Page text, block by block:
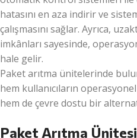
hatasını en aza indirir ve
çalışmasını sağlar. Ayrıca,
imkânları sayesinde,
hale gelir.
Paket arıtma ünitelerinde
hem kullanıcıların
hem de çevre dostu bir
Paket Arıtma